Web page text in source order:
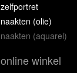
zelfportret
naakten (olie)
naakten (aquarel)
online winkel